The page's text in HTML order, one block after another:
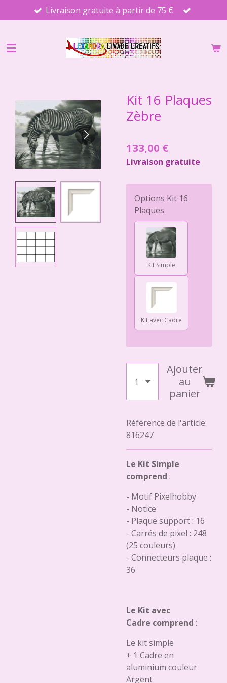
au
principal
Livraison gratuite à partir de 75 €
Kit 16 Plaques
Zèbre
133,00 €
Livraison gratuite
Options Kit 16
Plaques
Kit Simple
Kit avec Cadre
Ajouter
au
panier
Référence de l'article:
816247
Le Kit Simple
comprend :
- Motif Pixelhobby
- Notice
- Plaque support : 16
- Carrés de pixel : 248
(25 couleurs)
- Connecteurs plaque :
36
Le Kit avec
Cadre comprend :
Le kit simple
+ 1 Cadre en
aluminium couleur
Argent